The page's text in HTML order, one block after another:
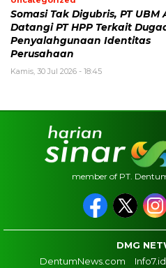
Somasi Tak Digubris, PT UBM
Datangi PT HPP Terkait
Penyalahgunaan Identitas
Perusahaan
Kamis, 30 Jul 2026 - 18:45
member of PT.
DMG
DentumNews.com
Info7.id